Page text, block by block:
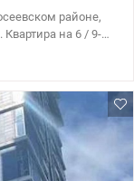
районе,
Квартира на 6 / 9-
. В
Остается
чистый. На